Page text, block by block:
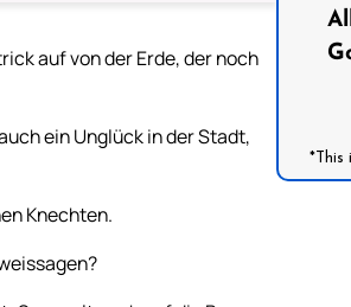
auf von der Erde, der noch
ein Unglück in der Stadt,
Knechten.
*This